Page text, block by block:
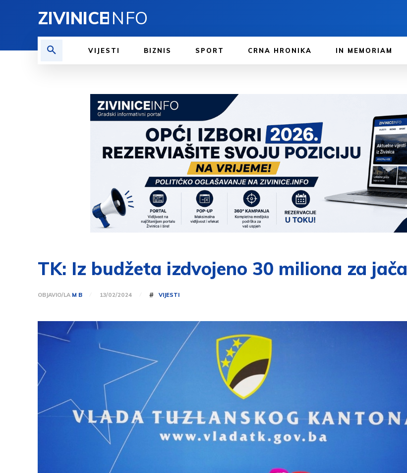
ZIVINICEINFO
VIJESTI BIZNIS SPORT CRNA HRONIKA IN MEMORIAM
TK: Iz budžeta izdvojeno 30 miliona za
OBJAVIO/LA M B 13/02/2024 # VIJESTI